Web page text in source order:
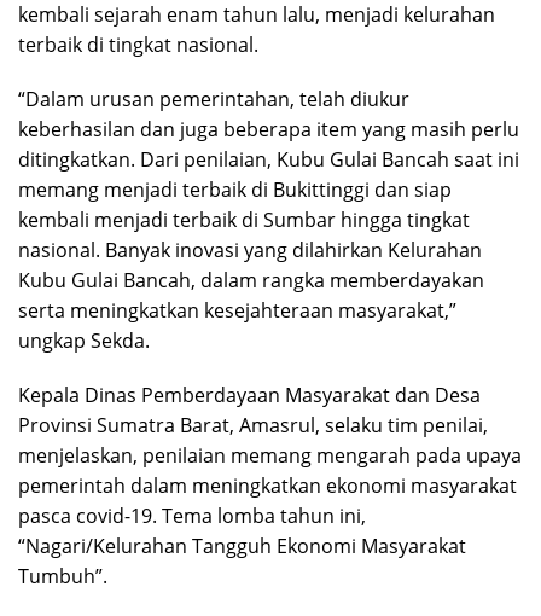
kembali sejarah enam tahun lalu, menjadi kelurahan
terbaik di tingkat nasional.
“Dalam urusan pemerintahan, telah diukur
keberhasilan dan juga beberapa item yang masih perlu
ditingkatkan. Dari penilaian, Kubu Gulai Bancah saat ini
memang menjadi terbaik di Bukittinggi dan siap
kembali menjadi terbaik di Sumbar hingga tingkat
nasional. Banyak inovasi yang dilahirkan Kelurahan
Kubu Gulai Bancah, dalam rangka memberdayakan
serta meningkatkan kesejahteraan masyarakat,”
ungkap Sekda.
Kepala Dinas Pemberdayaan Masyarakat dan Desa
Provinsi Sumatra Barat, Amasrul, selaku tim penilai,
menjelaskan, penilaian memang mengarah pada upaya
pemerintah dalam meningkatkan ekonomi masyarakat
pasca covid-19. Tema lomba tahun ini,
“Nagari/Kelurahan Tangguh Ekonomi Masyarakat
Tumbuh”.